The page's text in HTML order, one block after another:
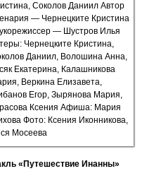
«Путешествие Инанны»